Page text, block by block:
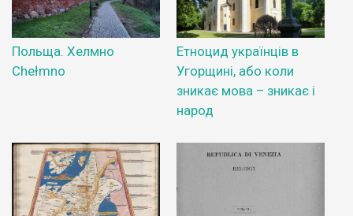
Польща. Хелмно
Chełmno
Етноцид українців в
Угорщині, або коли
зникає мова – зникає і
народ